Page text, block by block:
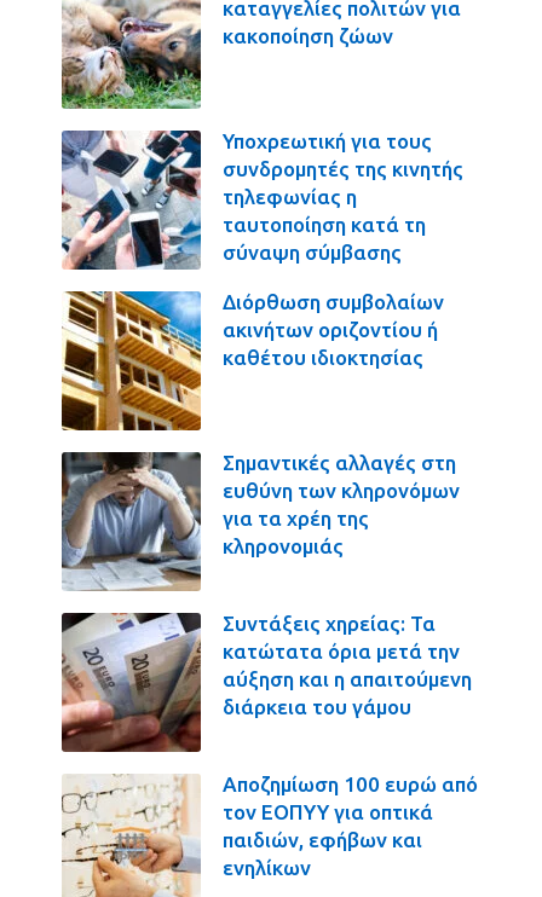
καταγγελίες πολιτών για
κακοποίηση ζώων
Υποχρεωτική για τους
συνδρομητές της κινητής
τηλεφωνίας η
ταυτοποίηση κατά τη
σύναψη σύμβασης
Διόρθωση συμβολαίων
ακινήτων οριζοντίου ή
καθέτου ιδιοκτησίας
Σημαντικές αλλαγές στη
ευθύνη των κληρονόμων
για τα χρέη της
κληρονομιάς
Συντάξεις χηρείας: Τα
κατώτατα όρια μετά την
αύξηση και η απαιτούμενη
διάρκεια του γάμου
Αποζημίωση 100 ευρώ από
τον ΕΟΠΥΥ για οπτικά
παιδιών, εφήβων και
ενηλίκων